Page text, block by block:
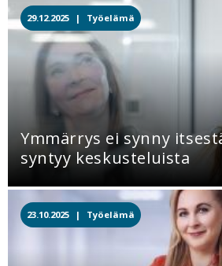
29.12.2025 | Työelämä
Ymmärrys ei synny
syntyy keskusteluista
23.10.2025 | Työelämä